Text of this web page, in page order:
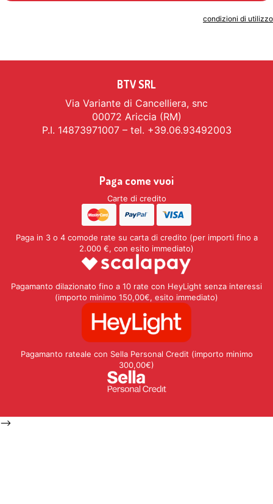
condizioni di utilizzo
BTV SRL
Via Variante di Cancelliera, snc
00072 Ariccia (RM)
P.I. 14873971007 – tel. +39.06.93492003
Paga come vuoi
Carte di credito
Paga in 3 o 4 comode rate su carta di credito (per importi fino a
2.000 €, con esito immediato)
Pagamanto dilazionato fino a 10 rate con HeyLight senza interessi
(importo minimo 150,00€, esito immediato)
Pagamanto rateale con Sella Personal Credit (importo minimo
300,00€)
-->